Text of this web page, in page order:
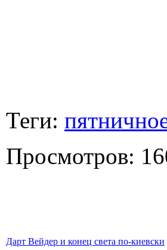
Теги:
Просмотров:
Дарт Вейдер и конец света по-киевски